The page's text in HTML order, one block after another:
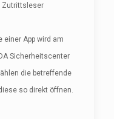
Zutrittsleser
einer App wird am
Sicherheitscenter
die betreffende
so direkt öffnen.